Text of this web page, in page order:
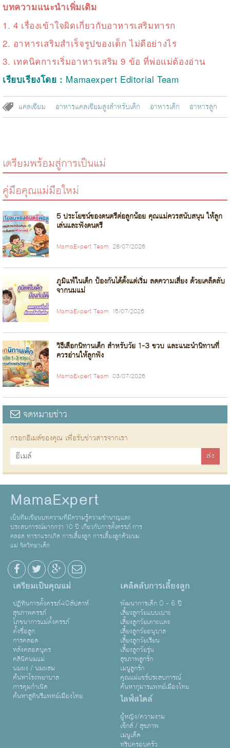
บทความแนะนำเพิ่มเติม
1. 4 เรื่องเข้าใจผิดเกี่ยวกับอาหารเสริมทารก
2. อาหารเสริมสำเร็จรูปของเด็ก ไม่ดีอย่างไร
3. เทคนิคการเริ่มอาหารเสริม 9 ข้อ ที่พ่อแม่ต้องอ่าน
เรียบเรียงโดย : Mamaexpert Editorial Team
แคลเซียม อาหารแคลเซียมสูงสำหรับเด็ก อาหารเด็ก อาหารลูก
เตรียมพร้อมสู่การเป็นแม่
คู่มือคุณแม่มือใหม่
5 ประโยชน์ของดนตรีต่อลูกน้อย คุณแม่ควรสนับสนุน ให้ลูก
เล่นและฟังดนตรี
MamaExpert Team 28/07/2026
ภูมิแพ้ในเด็ก ป้องกันได้ตั้งแต่เริ่ม ลดความเสี่ยง ด้วยเคล็ดลับ
จากนมแม่
MamaExpert Team 15/07/2026
วิธีเลือกนิทานเด็ก สำหรับวัย 1-3 ขวบ และแนะนำนิทานที่
ควรอ่านให้ลูกฟัง
MamaExpert Team 03/07/2026
จดหมายข่าว
กรอกอีเมล์ของคุณ เพื่อรับข่าวสารจากเรา
MamaExpert
เป็นทีมเขียนบทความที่มีความรู้ความชำนาญและ
ประสบการณ์มากกว่า 10 ปี เกี่ยวกับการตั้งครรภ์ การ
คลอด ทารกแรกเกิด การเลี้ยงลูก การเลี้ยงลูกด้วยนม
แม่ จิตวิทยาเด็ก
เตรียมเป็นคุณแม่
ปฏิทินการตั้งครรภ์40สัปดาห์
สุขภาพครรภ์
โภชนาการแม่ตั้งครรภ์
ตั้งชื่อลูก
การคลอด
หลังคลอดบุตร
คลินิคนมแม่
นมผง / นมผสม
ค้นหาโรงพยาบาล
การคุมกำเนิด
ค้นหาสูตินรีแพทย์เมืองไทย
เคล็ดลับการเลี้ยงลูก
พัฒนาการเด็ก 0 - 6 ปี
เลี้ยงลูกวัยแบบเบาะ
เลี้ยงลูกวัยเตาะเเตะ
เลี้ยงลูกวัยอนุบาล
เลี้ยงลูกวัยเรียน
เลี้ยงลูกวัยรุ่น
สุขภาพลูกรัก
เมนูลูกรัก
คุณแม่แชร์ประสบการณ์
ค้นหากุมารแพทย์เมืองไทย
ไลฟ์สไตล์
ผู้หญิง/ความงาม
เซ็กส์ / สุขภาพ
เมนูเด็ด
ทริปครอบครัว